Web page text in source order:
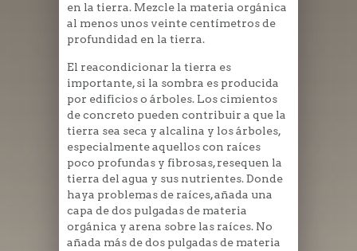
en la tierra. Mezcle la materia orgánica
al menos unos veinte centímetros de
profundidad en la tierra.
El reacondicionar la tierra es
importante, si la sombra es producida
por edificios o árboles. Los cimientos
de concreto pueden contribuir a que la
tierra sea seca y alcalina y los árboles,
especialmente aquellos con raíces
poco profundas y fibrosas, resequen la
tierra del agua y sus nutrientes. Donde
haya problemas de raíces, añada una
capa de dos pulgadas de materia
orgánica y arena sobre las raíces. No
añada más de dos pulgadas de materia